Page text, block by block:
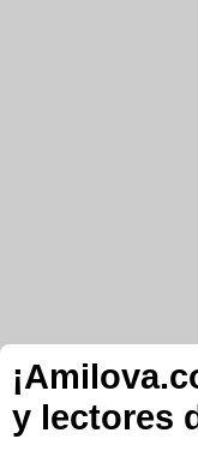
y lectores